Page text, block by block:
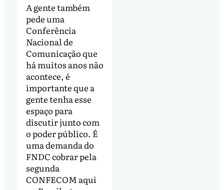
A gente também
pede uma
Conferência
Nacional de
Comunicação que
há muitos anos não
acontece, é
importante que a
gente tenha esse
espaço para
discutir junto com
o poder público. É
uma demanda do
FNDC cobrar pela
segunda
CONFECOM aqui